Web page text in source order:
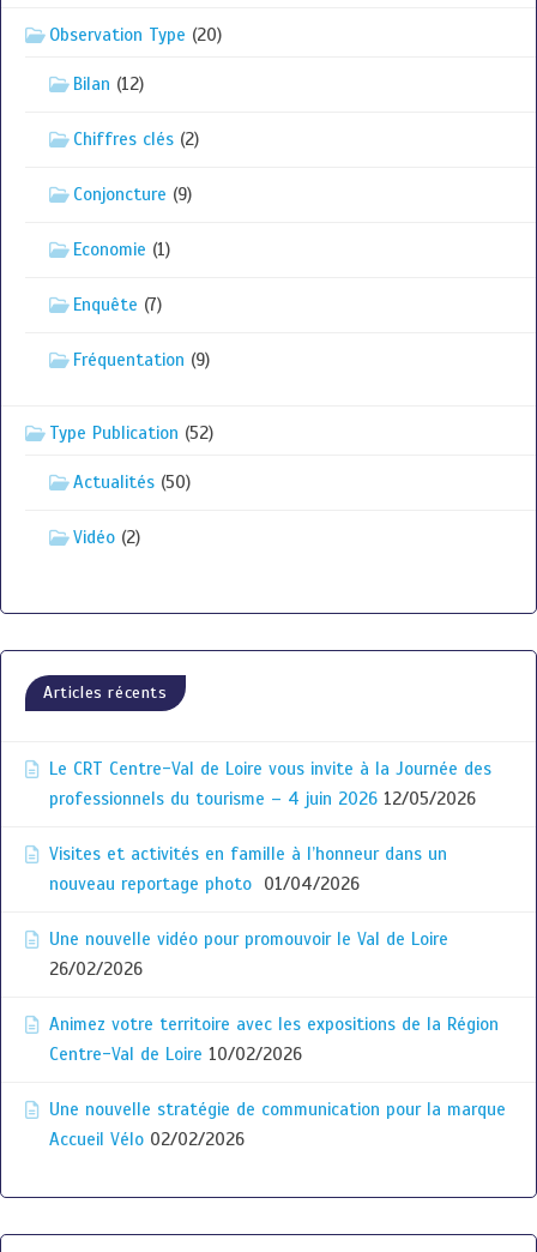
Observation Type (20)
Bilan (12)
Chiffres clés (2)
Conjoncture (9)
Economie (1)
Enquête (7)
Fréquentation (9)
Type Publication (52)
Actualités (50)
Vidéo (2)
Articles récents
Le CRT Centre-Val de Loire vous invite à la Journée des
professionnels du tourisme – 4 juin 2026 12/05/2026
Visites et activités en famille à l’honneur dans un
nouveau reportage photo
01/04/2026
Une nouvelle vidéo pour promouvoir le Val de Loire
26/02/2026
Animez votre territoire avec les expositions de la Région
Centre-Val de Loire 10/02/2026
Une nouvelle stratégie de communication pour la marque
Accueil Vélo 02/02/2026